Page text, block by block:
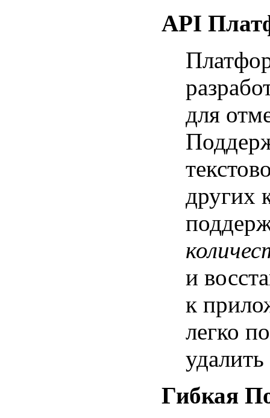
API
для
других
и
к
легко
Гибкая